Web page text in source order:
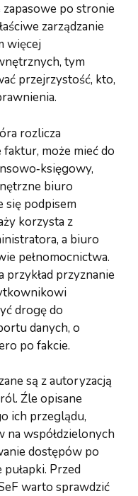
po stronie
zarządzanie
więcej
tym
przejrzystość, kto,
rozlicza
może mieć do
biuro
się podpisem
korzysta z
a biuro
pełnomocnictwa.
przykład przyznanie
drogę do
danych, o
po fakcie.
są z autoryzacją
Źle opisane
ich przeglądu,
współdzielonych
dostępów po
Przed
warto sprawdzić